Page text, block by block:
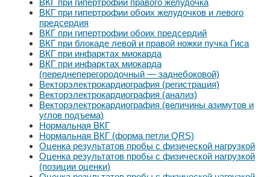
ВКГ при гипертрофии правого желудочка
ВКГ при гипертрофии обоих желудочков и левого
предсердия
ВКГ при гипертрофии обоих предсердий
ВКГ при блокаде левой и правой ножки пучка Гиса
ВКГ при инфарктах миокарда
ВКГ при инфарктах миокарда
(переднеперегородочный — заднебоковой)
Векторэлектрокардиография (регистрация)
Векторэлектрокардиография (анализ)
Векторэлектрокардиография (величины азимутов и
углов подъема)
Нормальная ВКГ
Нормальная ВКГ (форма петли QRS)
Оценка результатов пробы с физической нагрузкой
Оценка результатов пробы с физической нагрузкой
(позиции оценки)